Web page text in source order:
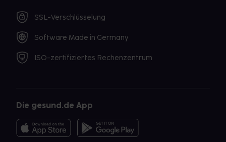
SSL-Verschlüsselung
Software Made in Germany
ISO-zertifiziertes Rechenzentrum
Die gesund.de App